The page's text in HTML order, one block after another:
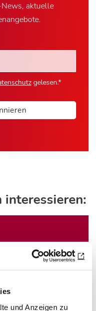
und Anzeigen zu
aktuelle
gelesen.*
interessieren: